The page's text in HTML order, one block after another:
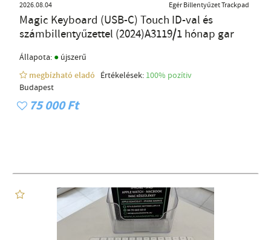
2026.08.04 Egér Billentyűzet Trackpad
Magic Keyboard (USB-C) Touch ID-val és
számbillentyűzettel (2024)A3119/1 hónap gar
Állapota: ● újszerű
megbízható eladó
Értékelések: 100% pozítiv
Budapest
75 000 Ft